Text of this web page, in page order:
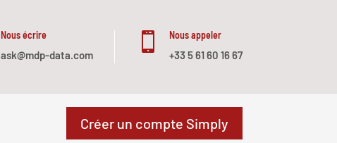
Nous écrire
ask@mdp-data.com
 Nous appeler
+33 5 61 60 16 67
Créer un compte Simply